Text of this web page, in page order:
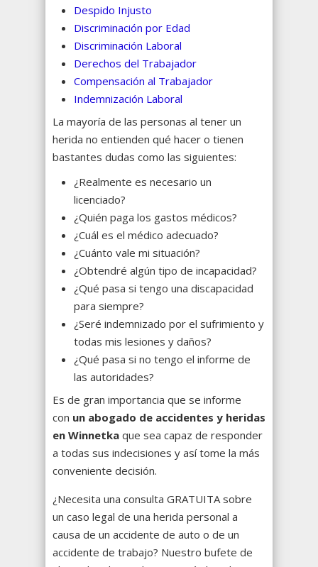
Despido Injusto
Discriminación por Edad
Discriminación Laboral
Derechos del Trabajador
Compensación al Trabajador
Indemnización Laboral
La mayoría de las personas al tener un
herida no entienden qué hacer o tienen
bastantes dudas como las siguientes:
¿Realmente es necesario un
licenciado?
¿Quién paga los gastos médicos?
¿Cuál es el médico adecuado?
¿Cuánto vale mi situación?
¿Obtendré algún tipo de incapacidad?
¿Qué pasa si tengo una discapacidad
para siempre?
¿Seré indemnizado por el sufrimiento y
todas mis lesiones y daños?
¿Qué pasa si no tengo el informe de
las autoridades?
Es de gran importancia que se informe
con un abogado de accidentes y heridas
en Winnetka que sea capaz de responder
a todas sus indecisiones y así tome la más
conveniente decisión.
¿Necesita una consulta GRATUITA sobre
un caso legal de una herida personal a
causa de un accidente de auto o de un
accidente de trabajo? Nuestro bufete de